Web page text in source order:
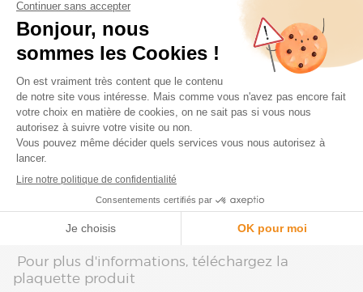
Des indicateurs clefs de performance
(KPI)
Des tableaux de bord et rapports
partagés
Une sécurité et confidentialité
Le protocole de sécurité Secure Sockets
Layer (SSL)
Pour plus d'informations, téléchargez la
plaquette produit